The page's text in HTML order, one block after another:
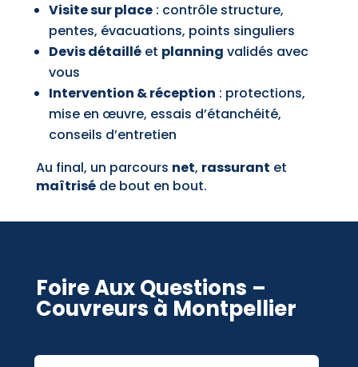
Visite sur place: contrôle structure,
pentes, évacuations, points singuliers
Devis détailléet planning validés avec
vous
Intervention & réception : protections,
mise en œuvre, essais d’étanchéité,
conseils d’entretien
Au final, un parcours net, rassurant et
maîtriséde bout en bout.
Foire Aux Questions –
Couvreurs à Montpellier